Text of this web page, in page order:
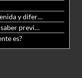
8. Diego Te lo Explica, una forma entretenida y diferente de aprender matemáticas y ciencias
9. Crédito hipotecario: lo que debemos saber previo a adquirir nuestra vivienda
es?